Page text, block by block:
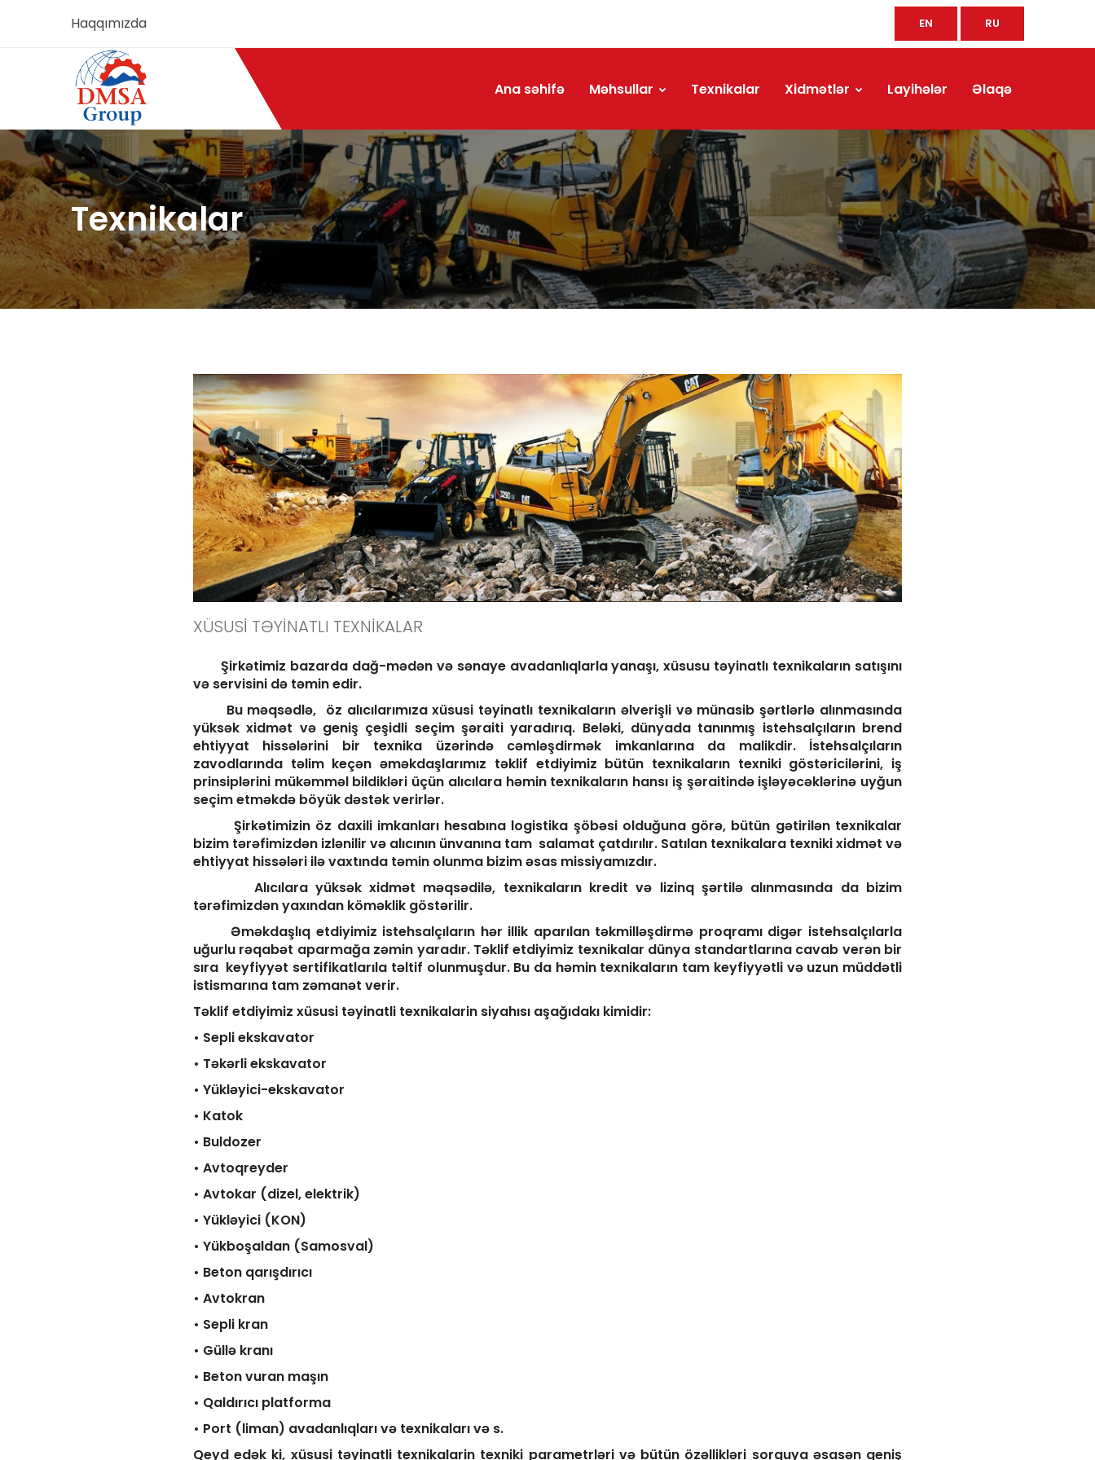
Haqqımızda EN RU
Ana səhifə Məhsullar Texnikalar Xidmətlər Layihələr Əlaqə
Texnikalar
XÜSUSİ TƏYİNATLI TEXNİKALAR
Şirkətimiz bazarda dağ-mədən və sənaye avadanlıqlarla yanaşı, xüsusu təyinatlı texnikaların satışını
və servisini də təmin edir.
Bu məqsədlə, öz alıcılarımıza xüsusi təyinatlı texnikaların əlverişli və münasib şərtlərlə alınmasında
yüksək xidmət və geniş çeşidli seçim şəraiti yaradırıq. Beləki, dünyada tanınmış istehsalçıların brend
ehtiyyat hissələrini bir texnika üzərində cəmləşdirmək imkanlarına da malikdir. İstehsalçıların
zavodlarında təlim keçən əməkdaşlarımız təklif etdiyimiz bütün texnikaların texniki göstəricilərini, iş
prinsiplərini mükəmməl bildikləri üçün alıcılara həmin texnikaların hansı iş şəraitində işləyəcəklərinə uyğun
seçim etməkdə böyük dəstək verirlər.
Şirkətimizin öz daxili imkanları hesabına logistika şöbəsi olduğuna görə, bütün gətirilən texnikalar
bizim tərəfimizdən izlənilir və alıcının ünvanına tam salamat çatdırılır. Satılan texnikalara texniki xidmət və
ehtiyyat hissələri ilə vaxtında təmin olunma bizim əsas missiyamızdır.
Alıcılara yüksək xidmət məqsədilə, texnikaların kredit və lizinq şərtilə alınmasında da bizim
tərəfimizdən yaxından köməklik göstərilir.
Əməkdaşlıq etdiyimiz istehsalçıların hər illik aparılan təkmilləşdirmə proqramı digər istehsalçılarla
uğurlu rəqabət aparmağa zəmin yaradır. Təklif etdiyimiz texnikalar dünya standartlarına cavab verən bir
sıra keyfiyyət sertifikatlarıla təltif olunmuşdur. Bu da həmin texnikaların tam keyfiyyətli və uzun müddətli
istismarına tam zəmanət verir.
Təklif etdiyimiz xüsusi təyinatli texnikalarin siyahısı aşağıdakı kimidir:
• Sepli ekskavator
• Təkərli ekskavator
• Yükləyici-ekskavator
• Katok
• Buldozer
• Avtoqreyder
• Avtokar (dizel, elektrik)
• Yükləyici (KON)
• Yükboşaldan (Samosval)
• Beton qarışdırıcı
• Avtokran
• Sepli kran
• Güllə kranı
• Beton vuran maşın
• Qaldırıcı platforma
• Port (liman) avadanlıqları və texnikaları və s.
Qeyd edək ki, xüsusi təyinatli texnikalarin texniki parametrləri və bütün özəllikləri sorguya əsasən geniş